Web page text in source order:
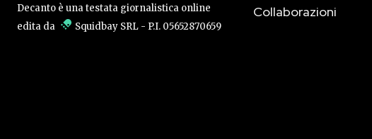
Decanto è una testata giornalistica online
edita da
Squidbay SRL - P.I. 05652870659
Collaborazioni